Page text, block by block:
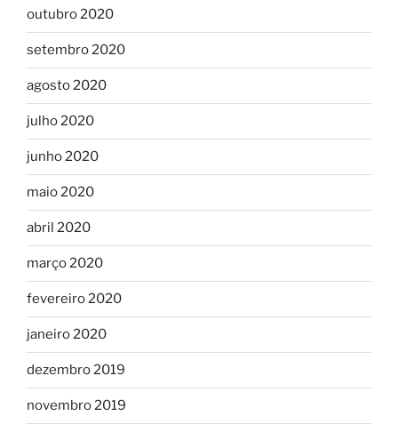
outubro 2020
setembro 2020
agosto 2020
julho 2020
junho 2020
maio 2020
abril 2020
março 2020
fevereiro 2020
janeiro 2020
dezembro 2019
novembro 2019